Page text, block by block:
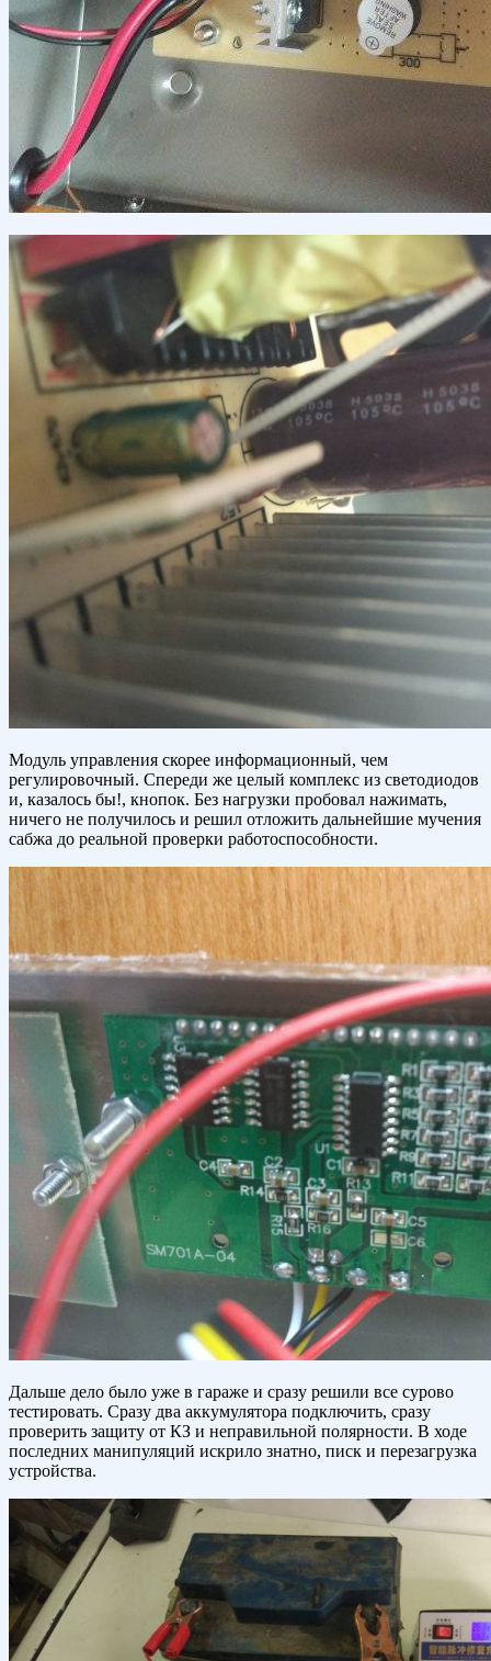
Модуль управления скорее информационный, чем
регулировочный. Спереди же целый комплекс из светодиодов
и, казалось бы!, кнопок. Без нагрузки пробовал нажимать,
ничего не получилось и решил отложить дальнейшие мучения
сабжа до реальной проверки работоспособности.
Дальше дело было уже в гараже и сразу решили все сурово
тестировать. Сразу два аккумулятора подключить, сразу
проверить защиту от КЗ и неправильной полярности. В ходе
последних манипуляций искрило знатно, писк и перезагрузка
устройства.